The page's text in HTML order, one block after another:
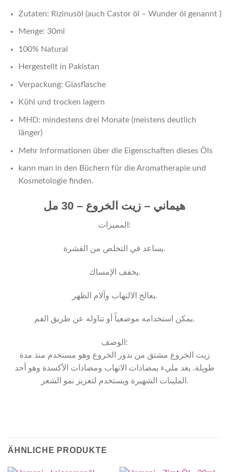
Zutaten: Rizinusöl (auch Castor öl – Wunder öl genannt )
Menge: 30ml
100% Natural
Hergestellt in Pakistan
Verpackung: Glasflasche
Kühl und trocken lagern
MHD: mindestens drei Monate (meistens deutlich
länger)
Mehr Informationen über die Eigenschaften dieses Öls
kann man in den Büchern für die Aromatherapie und
Kosmetologie finden.
هيماني – زيت الخروع – 30 مل
المميزات:
يساعد في التخلص من القشرة.
يخفف الإمساك.
يعالج الالتهاب وآلام الظهر.
يمكن استخدامه موضعياً أو تناوله عن طريق الفم.
الوصف:
زيت الخروع مشتق من بذور الخروع وهو مستخدم منذ مدة
طويلة. يعد مليء بمضادات الاتهاب ومضادات الأكسدة وهو أحد
الملينات الشهيرة ويستخدم لتعزيز نمو الشعر.
ÄHNLICHE PRODUKTE